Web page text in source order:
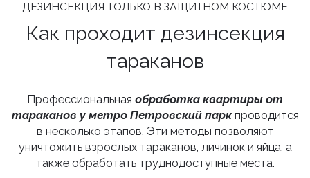
ДЕЗИНСЕКЦИЯ ТОЛЬКО В ЗАЩИТНОМ КОСТЮМЕ
Как проходит дезинсекция
тараканов
Профессиональная обработка квартиры от
тараканов у метро Петровский паркпроводится
в несколько этапов. Эти методы позволяют
уничтожить взрослых тараканов, личинок и яйца, а
также обработать труднодоступные места.